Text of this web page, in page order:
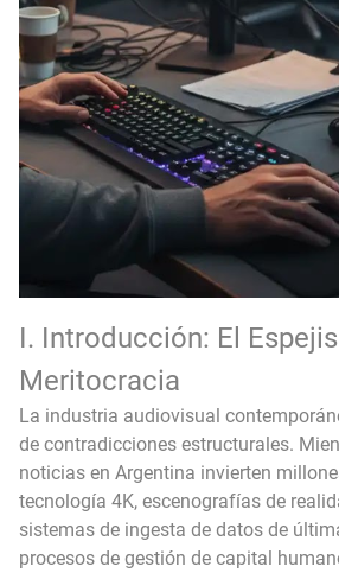
I. Introducción: El
Meritocracia
La industria audiovisual
de contradicciones estructurales.
noticias en Argentina invierten
tecnología 4K, escenografías de
sistemas de ingesta de datos de
procesos de gestión de capital